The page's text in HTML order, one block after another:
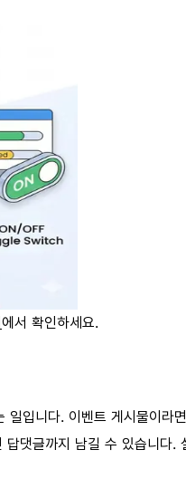
에서 확인하세요.
입니다. 이벤트 게시물이라
댓글까지 남길 수 있습니다.